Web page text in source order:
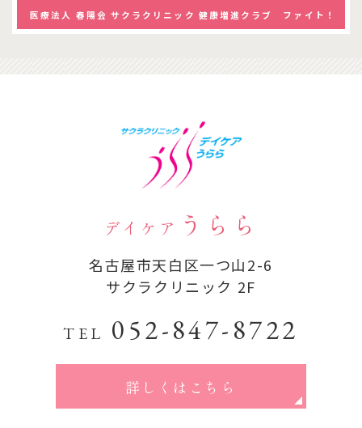
医療法人 春陽会 サクラクリニック 健康増進クラブ ファイト！
デイケア うらら
名古屋市天白区一つ山2-6
サクラクリニック 2F
TEL 052-847-8722
詳しくはこちら